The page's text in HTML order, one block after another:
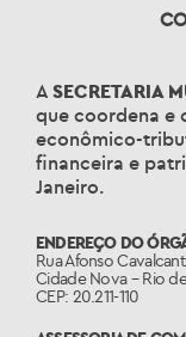
A SECRETARIA
que coordena e
econômico-
financeira e
Janeiro.
ENDEREÇO DO
Rua Afonso
Cidade Nova – Rio
CEP: 20.211-110